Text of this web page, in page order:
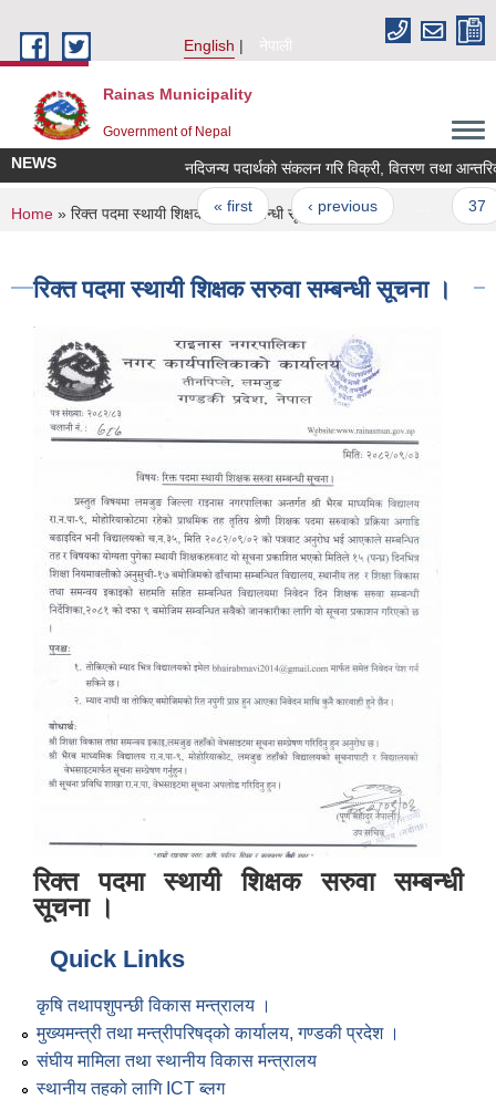
English
नेपाली
Rainas Municipality
Government of Nepal
NEWS नदिजन्य पदार्थको संकलन गरि विक्री, वितरण तथा
Pages
« first ‹ previous 37
You are here
Home » रिक्त पदमा स्थायी शिक्षक सरुवा सम्बन्धी सूचना ।
रिक्त पदमा स्थायी शिक्षक सरुवा सम्बन्धी सूचना ।
रिक्त पदमा स्थायी शिक्षक सरुवा सम्बन्धी
सूचना ।
Quick Links
कृषि तथापशुपन्छी विकास मन्त्रालय ।
मुख्यमन्त्री तथा मन्त्रीपरिषद्को कार्यालय, गण्डकी प्रदेश ।
संघीय मामिला तथा स्थानीय विकास मन्त्रालय
स्थानीय तहको लागि ICT ब्लग